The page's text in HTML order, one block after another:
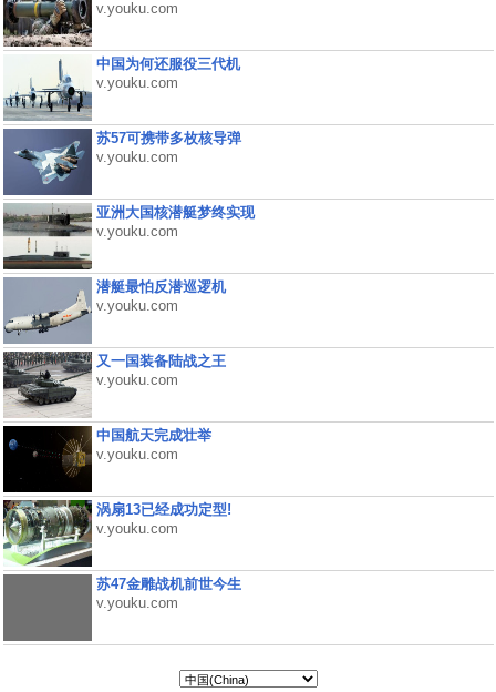
v.youku.com
中国为何还服役三代机
v.youku.com
苏57可携带多枚核导弹
v.youku.com
亚洲大国核潜艇梦终实现
v.youku.com
潜艇最怕反潜巡逻机
v.youku.com
又一国装备陆战之王
v.youku.com
中国航天完成壮举
v.youku.com
涡扇13已经成功定型!
v.youku.com
苏47金雕战机前世今生
v.youku.com